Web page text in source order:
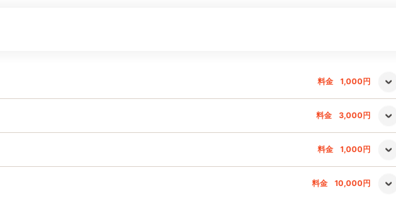
料金 1,000円
料金 3,000円
料金 1,000円
料金 10,000円